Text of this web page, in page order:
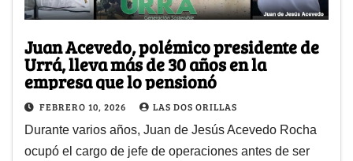
Juan Acevedo, polémico presidente de
Urrá, lleva más de 30 años en la
empresa que lo pensionó
FEBRERO 10, 2026 LAS DOS ORILLAS
Durante varios años, Juan de Jesús Acevedo Rocha
ocupó el cargo de jefe de operaciones antes de ser